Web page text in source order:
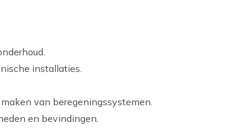
installaties.
van beregeningssystemen.
en bevindingen.